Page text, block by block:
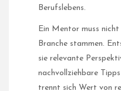
Berufslebens.
Ein Mentor muss nicht
Branche stammen.
sie relevante
nachvollziehbare
trennt sich Wert von